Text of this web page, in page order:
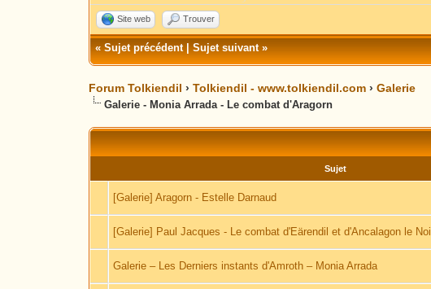
Site web Trouver
«Sujet précédent|Sujet suivant»
Forum Tolkiendil ›Tolkiendil - www.tolkiendil.com ›Galerie
Galerie - Monia Arrada - Le combat d'Aragorn
Sujet
[Galerie] Aragorn - Estelle Darnaud
[Galerie] Paul Jacques - Le combat d'Eärendil et d'Ancalagon le
Galerie – Les Derniers instants d'Amroth – Monia Arrada